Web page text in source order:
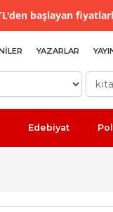
başlayan
YAZARLAR
Edebiyat